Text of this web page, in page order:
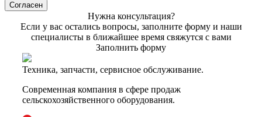
Согласен
Нужна консультация?
Если у вас остались вопросы, заполните форму и наши
специалисты в ближайшее время свяжутся с вами
Заполнить форму
Техника, запчасти, сервисное обслуживание.
Современная компания в сфере продаж
сельскохозяйственного оборудования.